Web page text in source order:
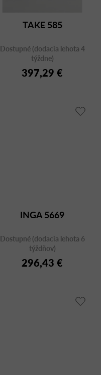
TAKE 585
Dostupné (dodacia lehota 4
týždne)
397,29 €
INGA 5669
Dostupné (dodacia lehota 6
týždňov)
296,43 €